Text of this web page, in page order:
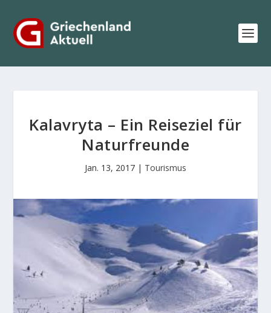
Kalavryta – Ein Reiseziel für
Naturfreunde
Jan. 13, 2017 | Tourismus